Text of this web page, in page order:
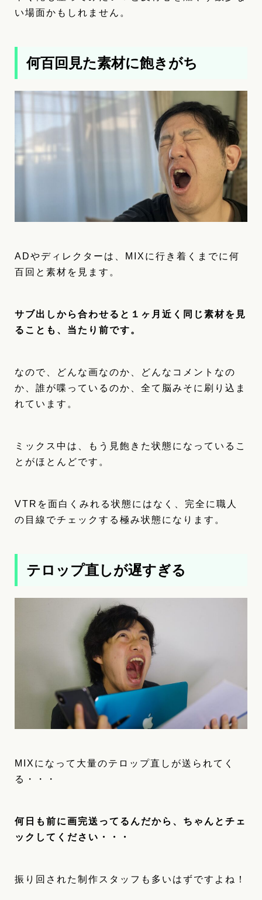
い場面かもしれません。
何百回見た素材に飽きがち
ADやディレクターは、MIXに行き着くまでに何
百回と素材を見ます。
サブ出しから合わせると１ヶ月近く同じ素材を見
ることも、当たり前です。
なので、どんな画なのか、どんなコメントなの
か、誰が喋っているのか、全て脳みそに刷り込ま
れています。
ミックス中は、もう見飽きた状態になっているこ
とがほとんどです。
VTRを面白くみれる状態にはなく、完全に職人
の目線でチェックする極み状態になります。
テロップ直しが遅すぎる
MIXになって大量のテロップ直しが送られてく
る・・・
何日も前に画完送ってるんだから、ちゃんとチェ
ックしてください・・・
振り回された制作スタッフも多いはずですよね！